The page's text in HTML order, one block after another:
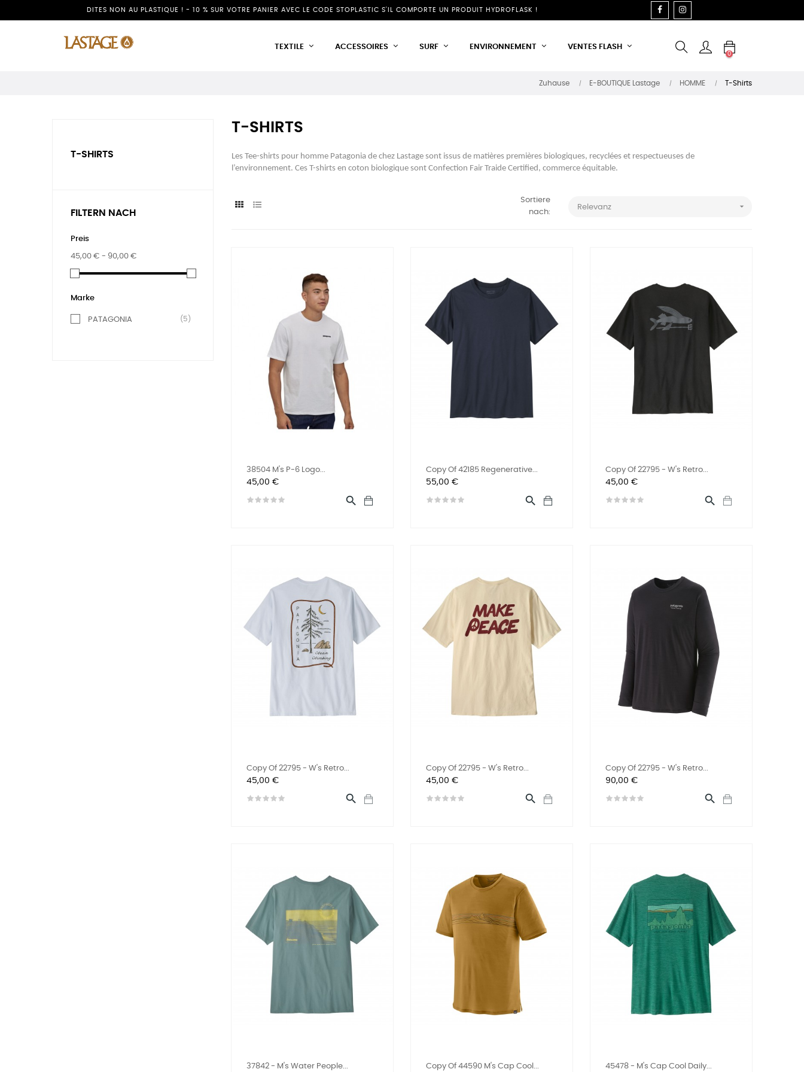
DITES NON AU PLASTIQUE ! - 10 % SUR VOTRE PANIER AVEC LE CODE STOPLASTIC S'IL COMPORTE UN PRODUIT HYDROFLASK ! FACEBOOK
TEXTILE ACCESSOIRES SURF ENVIRONNEMENT VENTES FLASH
0
Zuhause E-BOUTIQUE Lastage HOMME T-Shirts
T-SHIRTS
FILTERN NACH
Preis
45,00 € - 90,00 €
Marke
PATAGONIA (5)
T-SHIRTS
Les Tee-shirts pour homme Patagonia de chez Lastage sont issus de matières premières biologiques, recyclées et respectueuses de
l’environnement. Ces T-shirts en coton biologique sont Confection Fair Traide Certified, commerce équitable.
Sortiere
nach:
Relevanz 
38504 M's P-6 Logo...
Preis
45,00 €

Copy Of 42185 Regenerative...
Preis
55,00 €

Copy Of 22795 - W's Retro...
Preis
45,00 €

Copy Of 22795 - W's Retro...
Preis
45,00 €

Copy Of 22795 - W's Retro...
Preis
45,00 €

Copy Of 22795 - W's Retro...
Preis
90,00 €

37842 - M's Water People... Copy Of 44590 M's Cap Cool... 45478 - M's Cap Cool Daily...